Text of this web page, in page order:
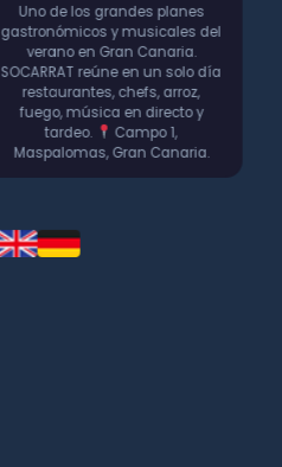
Uno de los grandes planes
gastronómicos y musicales del
verano en Gran Canaria.
SOCARRAT reúne en un solo día
restaurantes, chefs, arroz,
fuego, música en directo y
tardeo.
Campo 1,
Maspalomas, Gran Canaria.